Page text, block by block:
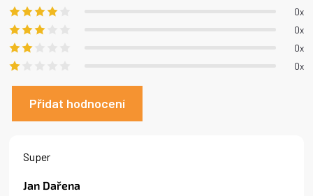
0x
0x
0x
0x
Přidat hodnocení
Jan Dařena
Super